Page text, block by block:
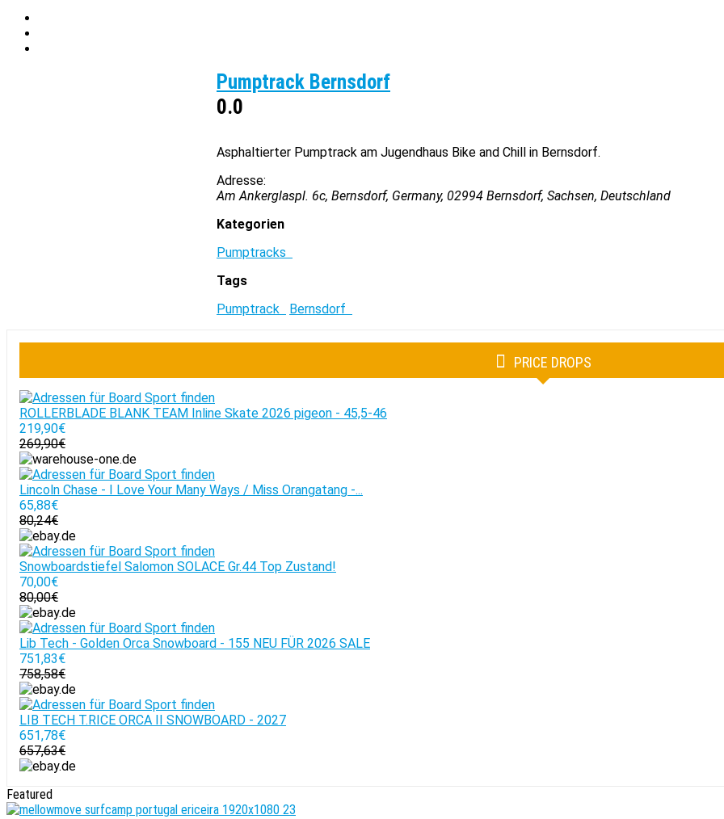
Pumptrack Bernsdorf
0.0
Asphaltierter Pumptrack am Jugendhaus Bike and Chill in Bernsdorf.
Adresse:
Am Ankerglaspl. 6c, Bernsdorf, Germany, 02994 Bernsdorf, Sachsen, Deutschland
Kategorien
Pumptracks
Tags
Pumptrack
Bernsdorf
PRICE DROPS
ROLLERBLADE BLANK TEAM Inline Skate 2026 pigeon - 45,5-46
219,90€
269,90€
Lincoln Chase - I Love Your Many Ways / Miss Orangatang -...
65,88€
80,24€
Snowboardstiefel Salomon SOLACE Gr.44 Top Zustand!
70,00€
80,00€
Lib Tech - Golden Orca Snowboard - 155 NEU FÜR 2026 SALE
751,83€
758,58€
LIB TECH T.RICE ORCA II SNOWBOARD - 2027
651,78€
657,63€
Featured